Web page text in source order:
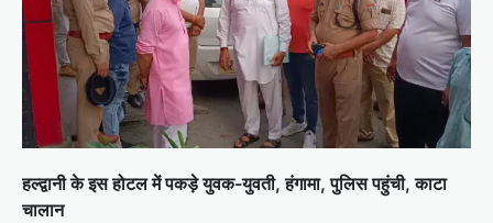
a
t
i
o
n
हल्द्वानी के इस होटल में पकड़े युवक-युवती, हंगामा, पुलिस पहुंची, काटा
चालान